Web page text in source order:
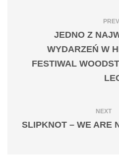
JEDNO Z
WYDARZEŃ W
FESTIWAL
NEXT
SLIPKNOT – WE ARE